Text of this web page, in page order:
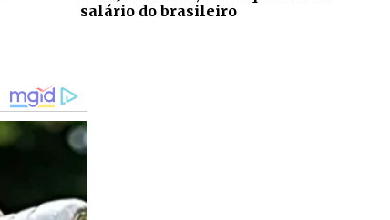
salário do brasileiro